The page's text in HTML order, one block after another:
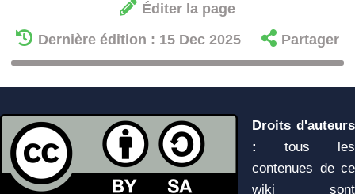
Éditer la page
Dernière édition : 15 Dec 2025
Partager
Droits d'auteurs
:
tous les
contenues de ce
wiki sont